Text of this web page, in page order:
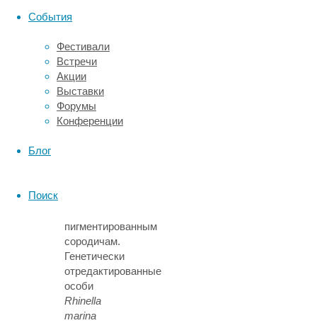
События
Фестивали
Встречи
Акции
Выставки
Форумы
Конференции
Блог
Поиск
Даже
отсутствие
риска
быть
съеденными
головастики
и
пигментированным
сородичам.
Генетически
отредактированные
особи
Rhinella
marina